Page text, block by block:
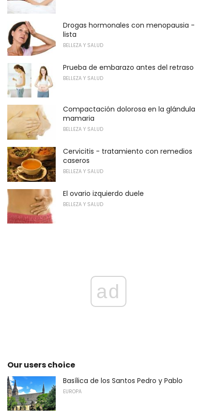
Drogas hormonales con menopausia -
lista
BELLEZA Y SALUD
Prueba de embarazo antes del retraso
BELLEZA Y SALUD
Compactación dolorosa en la glándula
mamaria
BELLEZA Y SALUD
Cervicitis - tratamiento con remedios
caseros
BELLEZA Y SALUD
El ovario izquierdo duele
BELLEZA Y SALUD
ad
Our users choice
Basílica de los Santos Pedro y Pablo
EUROPA